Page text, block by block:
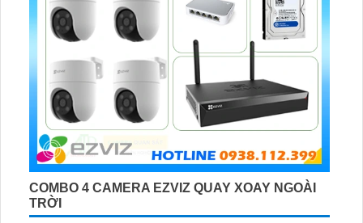
COMBO 4 CAMERA EZVIZ QUAY XOAY NGOÀI
TRỜI